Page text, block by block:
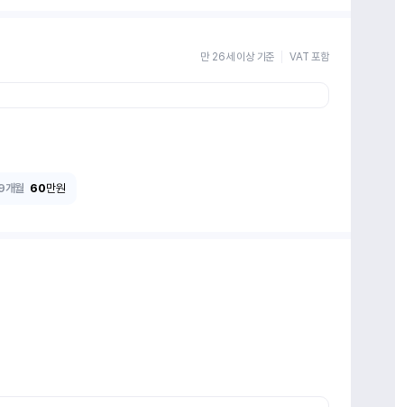
만 26세 이상 기준 VAT 포함
개월 60만원